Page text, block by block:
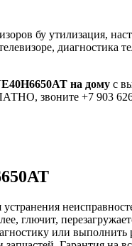
бу утилизация,
диагностика
на дому с
звоните +7 903
глючит,
или